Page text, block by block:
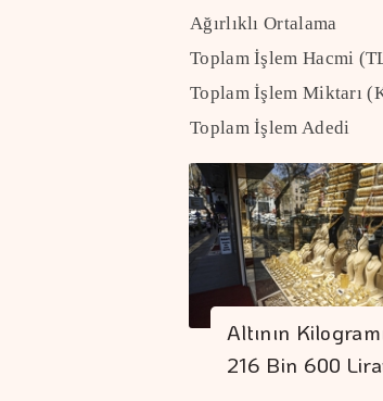
Ağırlıklı Ortalama
Toplam İşlem Hacmi
Toplam İşlem Miktarı
Toplam İşlem Adedi
Altının
216 Bin 600